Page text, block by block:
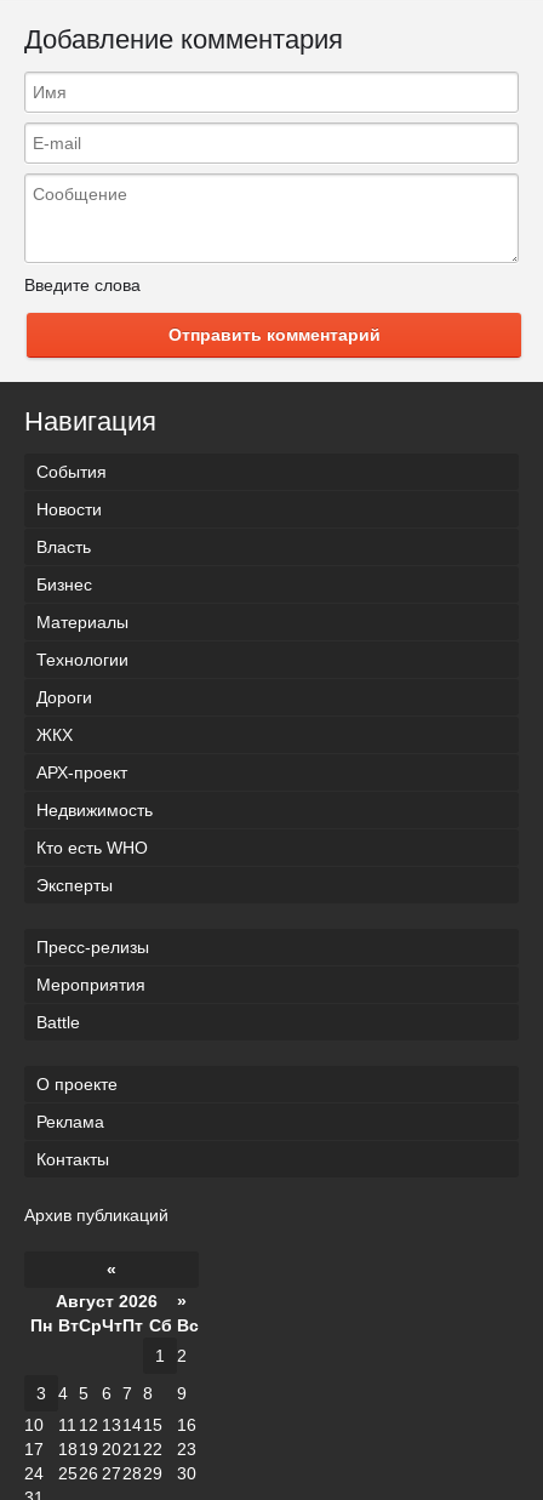
Добавление комментария
Введите слова
Отправить комментарий
Навигация
События
Новости
Власть
Бизнес
Материалы
Технологии
Дороги
ЖКХ
АРХ-проект
Недвижимость
Кто есть WHO
Эксперты
Пресс-релизы
Мероприятия
Battle
О проекте
Реклама
Контакты
Архив публикаций
«
Август 2026 »
Пн ВтСрЧтПт Сб Вс
1
2
3
4 5 6 7 8
9
10
11 12 131415
16
17
1819 202122
23
24
2526 272829
30